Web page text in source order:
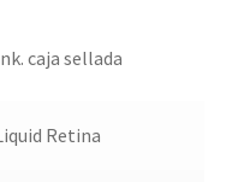
caja sellada
Retina